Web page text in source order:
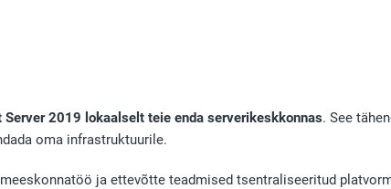
Server 2019 lokaalselt teie enda serverikeskkonnas. See
oma infrastruktuurile.
ja ettevõtte teadmised tsentraliseeritud